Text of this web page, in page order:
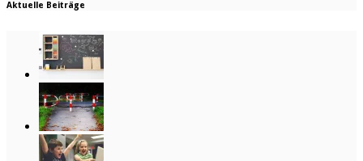
Aktuelle Beiträge